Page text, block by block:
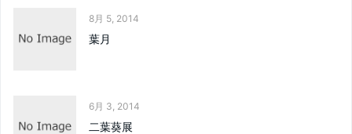
8月 5, 2014
葉月
6月 3, 2014
二葉葵展